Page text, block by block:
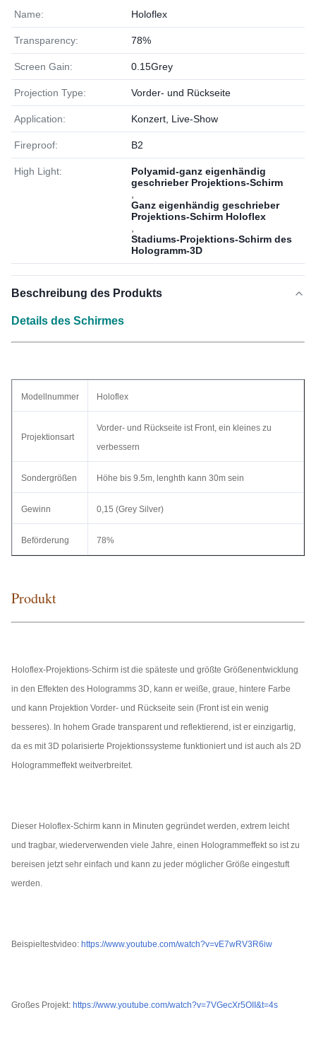
Name: Holoflex
Transparency: 78%
Screen Gain: 0.15Grey
Projection Type: Vorder- und Rückseite
Application: Konzert, Live-Show
Fireproof: B2
High Light:
Polyamid-ganz eigenhändig
geschrieber Projektions-Schirm
Ganz eigenhändig geschrieber
Projektions-Schirm Holoflex
Stadiums-Projektions-Schirm des
Hologramm-3D
Beschreibung des Produkts
Details des Schirmes
Modellnummer Holoflex
Projektionsart
Vorder- und Rückseite ist Front, ein kleines zu
verbessern
Sondergrößen Höhe bis 9.5m, lenghth kann 30m sein
Gewinn 0,15 (Grey Silver)
Beförderung 78%
Gewicht ca.
Farbe
Weiß, grau und schwarz
Produkt
Holoflex-Projektions-Schirm ist die späteste und größte Größenentwicklung
in den Effekten des Hologramms 3D, kann er weiße, graue, hintere Farbe
und kann Projektion Vorder- und Rückseite sein (Front ist ein wenig
besseres). In hohem Grade transparent und reflektierend, ist er einzigartig,
da es mit 3D polarisierte Projektionssysteme funktioniert und ist auch als 2D
Hologrammeffekt weitverbreitet.
Dieser Holoflex-Schirm kann in Minuten gegründet werden, extrem leicht
und tragbar, wiederverwenden viele Jahre, einen Hologrammeffekt so ist zu
bereisen jetzt sehr einfach und kann zu jeder möglicher Größe eingestuft
werden.
Beispieltestvideo: https://www.youtube.com/watch?v=vE7wRV3R6iw
Großes Projekt: https://www.youtube.com/watch?v=7VGecXr5OII&t=4s